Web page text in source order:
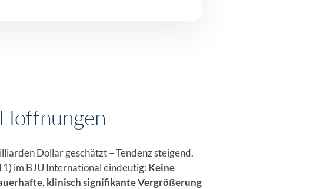
Dollar geschätzt – Tendenz steigend.
im BJU International eindeutig: Keine
klinisch signifikante Vergrößerung